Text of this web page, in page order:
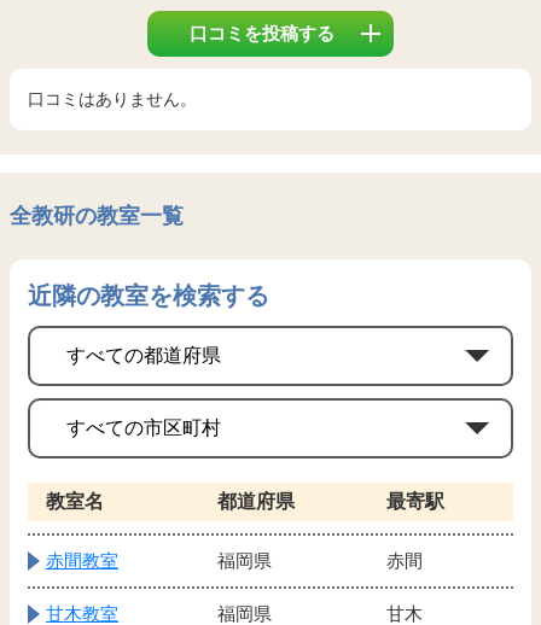
口コミを投稿する
口コミはありません。
全教研の教室一覧
近隣の教室を検索する
教室名 都道府県 最寄駅
赤間教室 福岡県 赤間
甘木教室 福岡県 甘木